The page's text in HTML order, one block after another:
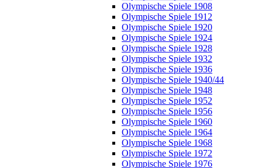
Olympische Spiele 1908
Olympische Spiele 1912
Olympische Spiele 1920
Olympische Spiele 1924
Olympische Spiele 1928
Olympische Spiele 1932
Olympische Spiele 1936
Olympische Spiele 1940/44
Olympische Spiele 1948
Olympische Spiele 1952
Olympische Spiele 1956
Olympische Spiele 1960
Olympische Spiele 1964
Olympische Spiele 1968
Olympische Spiele 1972
Olympische Spiele 1976